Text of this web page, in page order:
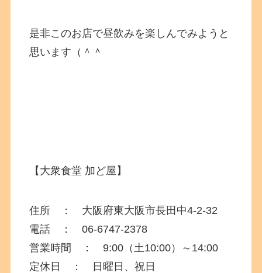
是非このお店で昼飲みを楽しんでみようと
思います（＾＾
【 大衆食堂 加ど屋 】
住所 ： 大阪府東大阪市長田中4-2-32
電話 ： 06-6747-2378
営業時間 ： 9:00（土10:00）～14:00
定休日 ： 日曜日、祝日